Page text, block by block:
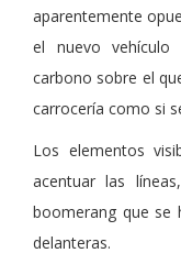
aparentemente
el nuevo
carbono sobre el
carrocería como si
Los elementos
acentuar las
boomerang que se
delanteras.